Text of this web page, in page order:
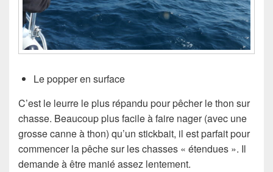
Le popper en surface
C’est le leurre le plus répandu pour pêcher le thon sur
chasse. Beaucoup plus facile à faire nager (avec une
grosse canne à thon) qu’un stickbait, il est parfait pour
commencer la pêche sur les chasses « étendues ». Il
demande à être manié assez lentement.